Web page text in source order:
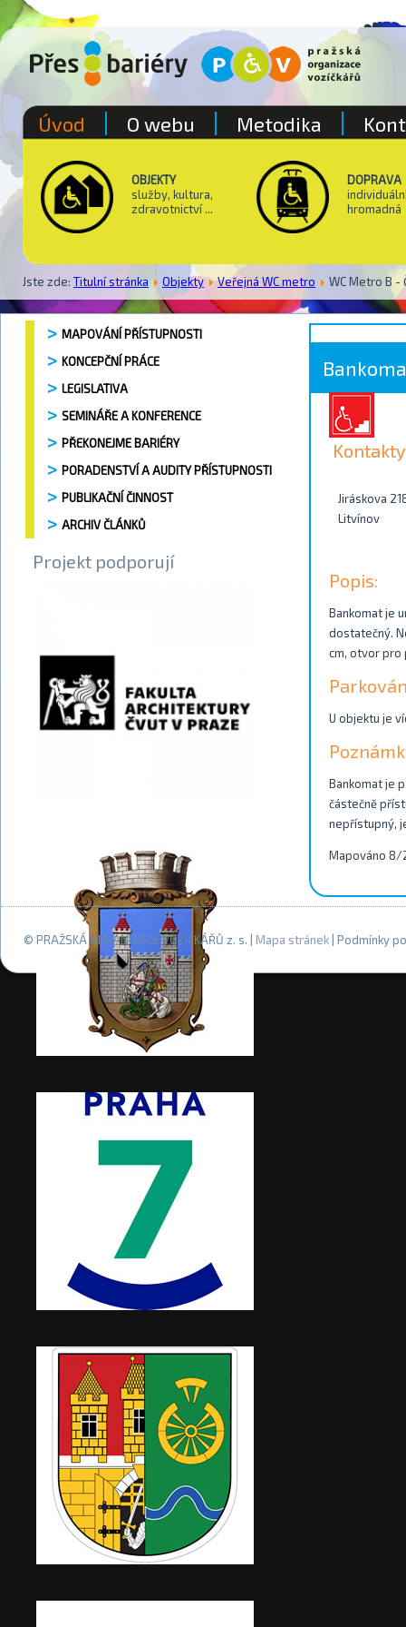
OBJEKTY
služby, kultura,
zdravotnictví ...
DOPRAVA
hromadná
Jste zde: Titulní stránka Objekty Veřejná WC metro WC Metro B -
Úvod O webu Metodika
MAPOVÁNÍ PŘÍSTUPNOSTI
KONCEPČNÍ PRÁCE
LEGISLATIVA
SEMINÁŘE A KONFERENCE
PŘEKONEJME BARIÉRY
PORADENSTVÍ A AUDITY PŘÍSTUPNOSTI
PUBLIKAČNÍ ČINNOST
ARCHIV ČLÁNKŮ
Projekt podporují
Kontakty
Jiráskova
Litvínov
Popis:
Bankomat je
dostatečný.
cm, otvor pro
U objektu je
Bankomat je
částečně
nepřístupný,
Mapováno 8/
© PRAŽSKÁ ORGANIZACE VOZÍČKÁŘŮ z. s. | Mapa stránek | Podmínky